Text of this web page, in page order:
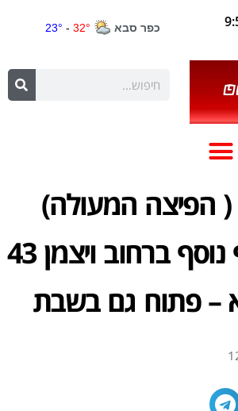
הפיצה המעולה)
פתח סניף נוסף ברחוב ויצמן 43
– פתוח גם בשבת